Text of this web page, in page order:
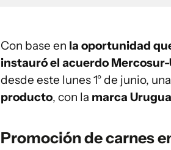
Con base en la oportunidad
instauró el acuerdo Mercosur-
desde este lunes 1° de junio, una
producto, con la marca
Promoción de carnes